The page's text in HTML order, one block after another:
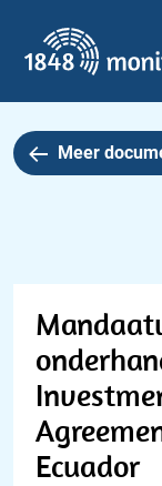
Hoofdmenu
Meer
Ecuador